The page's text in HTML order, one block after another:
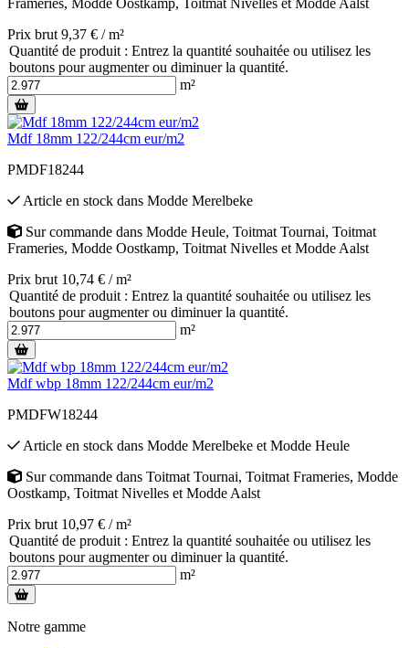
Prix brut 9,37 € / m²
Quantité de produit : Entrez la quantité souhaitée ou utilisez les
boutons pour augmenter ou diminuer la quantité.
m²
Mdf 18mm 122/244cm eur/m2
PMDF18244
Article en stock dans Modde Merelbeke
Sur commande dans Modde Heule, Toitmat Tournai, Toitmat
Frameries, Modde Oostkamp, Toitmat Nivelles et Modde Aalst
Prix brut 10,74 € / m²
Quantité de produit : Entrez la quantité souhaitée ou utilisez les
boutons pour augmenter ou diminuer la quantité.
m²
Mdf wbp 18mm 122/244cm eur/m2
PMDFW18244
Article en stock dans Modde Merelbeke et Modde Heule
Sur commande dans Toitmat Tournai, Toitmat Frameries, Modde
Oostkamp, Toitmat Nivelles et Modde Aalst
Prix brut 10,97 € / m²
Quantité de produit : Entrez la quantité souhaitée ou utilisez les
boutons pour augmenter ou diminuer la quantité.
m²
Notre gamme